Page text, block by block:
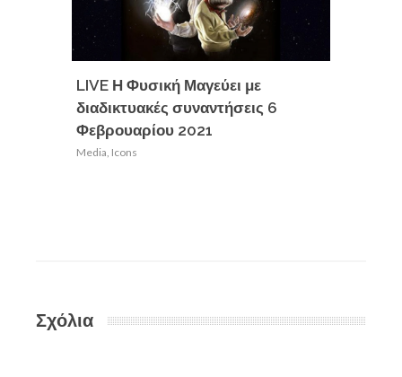
LIVE Η Φυσική Μαγεύει με
διαδικτυακές συναντήσεις 6
Φεβρουαρίου 2021
Media, Icons
Σχόλια